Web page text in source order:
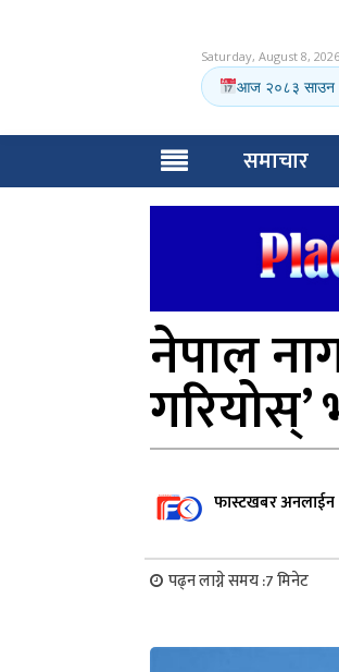
Saturday, August 8, 2026
आज २०८३ साउन
समाचार
नेपाल
फास्टखबर अनलाईन
पढ्न लाग्ने समय :7मिनेट